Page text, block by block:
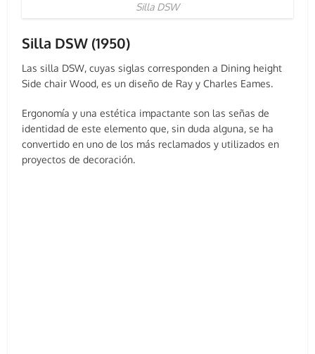
Silla DSW
Silla DSW (1950)
Las silla DSW, cuyas siglas corresponden a Dining height
Side chair Wood, es un diseño de Ray y Charles Eames.
Ergonomía y una estética impactante son las señas de
identidad de este elemento que, sin duda alguna, se ha
convertido en uno de los más reclamados y utilizados en
proyectos de decoración.